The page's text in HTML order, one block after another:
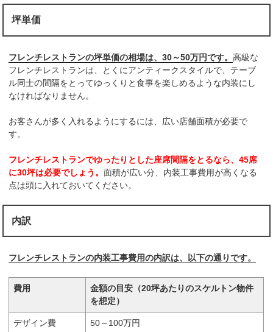
坪単価
フレンチレストランの坪単価の相場は、30～50万円です。高級な
フレンチレストランは、とくにアンティークスタイルで、テーブ
ル同士の間隔をとってゆっくりと食事を楽しめるような内装にし
なければなりません。
お客さんが多く入れるようにするには、広い店舗面積が必要で
す。
フレンチレストランでゆったりとした座席間隔をとるなら、45席
に30坪は必要でしょう。面積が広い分、内装工事費用が高くなる
点は頭に入れておいてください。
内訳
フレンチレストランの内装工事費用の内訳は、以下の通りです。
費用
金額の目安（20坪あたりのスケルトン物件
を想定）
デザイン費 50～100万円